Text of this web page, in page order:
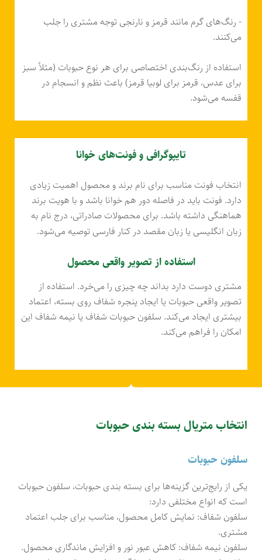
- رنگ‌های گرم مانند قرمز و نارنجی توجه مشتری را جلب
می‌کنند.
استفاده از رنگ‌بندی اختصاصی برای هر نوع حبوبات (مثلاً سبز
برای عدس، قرمز برای لوبیا قرمز) باعث نظم و انسجام در
قفسه می‌شود.
تایپوگرافی و فونت‌های خوانا
انتخاب فونت مناسب برای نام برند و محصول اهمیت زیادی
دارد. فونت باید در فاصله دور هم خوانا باشد و با هویت برند
هماهنگی داشته باشد. برای محصولات صادراتی، درج نام به
زبان انگلیسی یا زبان مقصد در کنار فارسی توصیه می‌شود.
استفاده از تصویر واقعی محصول
مشتری دوست دارد بداند چه چیزی را می‌خرد. استفاده از
تصویر واقعی حبوبات یا ایجاد پنجره شفاف روی بسته، اعتماد
بیشتری ایجاد می‌کند. سلفون حبوبات شفاف یا نیمه شفاف این
امکان را فراهم می‌کند.
انتخاب متریال بسته بندی حبوبات
سلفون حبوبات
یکی از رایج‌ترین گزینه‌ها برای بسته بندی حبوبات، سلفون حبوبات
است که انواع مختلفی دارد:
سلفون شفاف: نمایش کامل محصول، مناسب برای جلب اعتماد
مشتری.
سلفون نیمه شفاف: کاهش عبور نور و افزایش ماندگاری محصول.